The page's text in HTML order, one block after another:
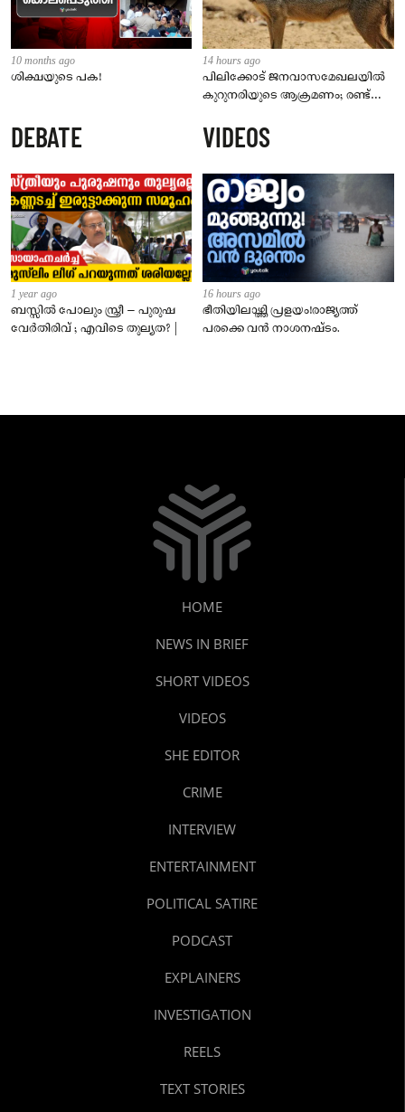
10 months ago
ശിക്ഷയുടെ പക!
14 hours ago
പിലിക്കോട് ജനവാസമേഖലയിൽ
കുറുനരിയുടെ ആക്രമണം; രണ്ട്
നിർദേശം നൽകി പഞ്ചായത്ത്
DEBATE
1 year ago
ബസ്സിൽ പോലും സ്ത്രീ – പുരുഷ
വേർതിരിവ് ; എവിടെ തുല്യത? |
VIDEOS
16 hours ago
ഭീതിയിലാഴ്ത്തി പ്രളയം!രാജ്യത്ത്
പരക്കെ വൻ നാശനഷ്ടം.
HOME
NEWS IN BRIEF
SHORT VIDEOS
VIDEOS
SHE EDITOR
CRIME
INTERVIEW
ENTERTAINMENT
POLITICAL SATIRE
PODCAST
EXPLAINERS
INVESTIGATION
REELS
TEXT STORIES